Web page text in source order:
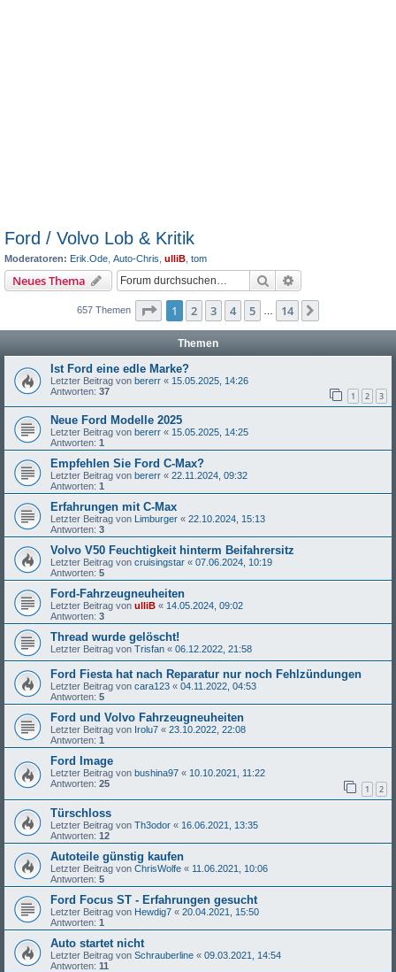
Ford / Volvo Lob & Kritik
Moderatoren: Erik.Ode Auto-Chris ulliB tom
Neues Thema Suche
657 Themen Seite 1von 14
1 2 3 4 5 14
Themen
Ist Ford eine edle Marke?
Letzter Beitrag von bererr « 15.05.2025, 14:26
Antworten: 37 1 2 3
Neue Ford Modelle 2025
Letzter Beitrag von bererr « 15.05.2025, 14:25
Antworten: 1
Empfehlen Sie Ford C-Max?
Letzter Beitrag von bererr « 22.11.2024, 09:32
Antworten: 1
Erfahrungen mit C-Max
Letzter Beitrag von Limburger « 22.10.2024, 15:13
Antworten: 3
Volvo V50 Feuchtigkeit hinterm Beifahrersitz
Letzter Beitrag von cruisingstar « 07.06.2024, 10:19
Antworten: 5
Ford-Fahrzeugneuheiten
Letzter Beitrag von ulliB « 14.05.2024, 09:02
Antworten: 3
Thread wurde gelöscht!
Letzter Beitrag von Trisfan « 06.12.2022, 21:58
Ford Fiesta hat nach Reparatur nur noch Fehlzündungen
Letzter Beitrag von cara123 « 04.11.2022, 04:53
Antworten: 5
Ford und Volvo Fahrzeugneuheiten
Letzter Beitrag von Irolu7 « 23.10.2022, 22:08
Antworten: 1
Ford Image
Letzter Beitrag von bushina97 « 10.10.2021, 11:22
Antworten: 25 1 2
Türschloss
Letzter Beitrag von Th3odor « 16.06.2021, 13:35
Antworten: 12
Autoteile günstig kaufen
Letzter Beitrag von ChrisWolfe « 11.06.2021, 10:06
Antworten: 5
Ford Focus ST - Erfahrungen gesucht
Letzter Beitrag von Hewdig7 « 20.04.2021, 15:50
Antworten: 1
Auto startet nicht
Letzter Beitrag von Schrauberline « 09.03.2021, 14:54
Antworten: 11